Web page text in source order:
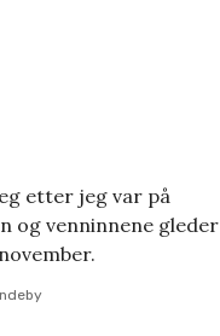
etter jeg var på
og venninnene gleder